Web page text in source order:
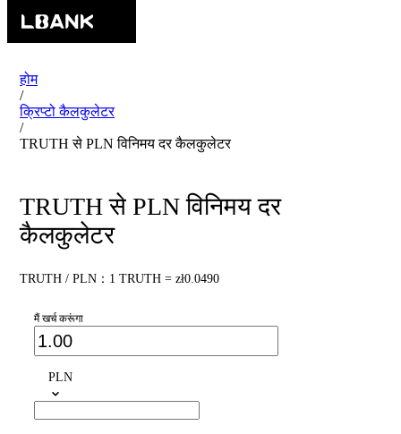
होम
/
क्रिप्टो कैलकुलेटर
/
TRUTH से PLN विनिमय दर कैलकुलेटर
TRUTH से PLN विनिमय दर
कैलकुलेटर
TRUTH / PLN：1 TRUTH = zł0.0490
मैं खर्च करूंगा
PLN